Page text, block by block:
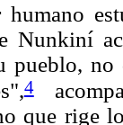
Nunkiní
pueblo,
4
que rige